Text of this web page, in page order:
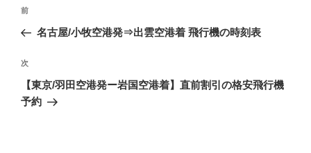
投
ナ
ビ
ゲ
ー
前
の
稿
前
名古屋/小牧空港発⇒出雲空港着 飛行機の時刻表
次
の
投
次
【東京/羽田空港発ー岩国空港着】直前割引の格安飛行機
予約